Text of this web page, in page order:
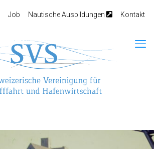
Job Nautische Ausbildungen Kontakt